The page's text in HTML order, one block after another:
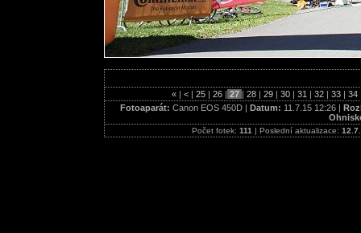
« | < | 25 | 26 | 27 | 28 | 29 | 30 | 31 | 32 | 33 | 34
Fotoaparát: Canon EOS 450D | Datum: 11.7.15 12:26 |
Počet fotek: 111 | Poslední aktualizace: